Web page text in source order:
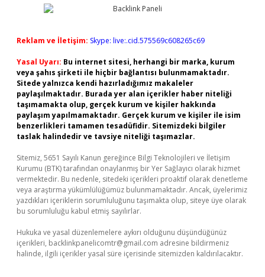
Reklam ve İletişim: Skype: live:.cid.575569c608265c69
Yasal Uyarı: Bu internet sitesi, herhangi bir marka, kurum
veya şahıs şirketi ile hiçbir bağlantısı bulunmamaktadır.
Sitede yalnızca kendi hazırladığımız makaleler
paylaşılmaktadır. Burada yer alan içerikler haber niteliği
taşımamakta olup, gerçek kurum ve kişiler hakkında
paylaşım yapılmamaktadır. Gerçek kurum ve kişiler ile isim
benzerlikleri tamamen tesadüfidir. Sitemizdeki bilgiler
taslak halindedir ve tavsiye niteliği taşımazlar.
Sitemiz, 5651 Sayılı Kanun gereğince Bilgi Teknolojileri ve İletişim
Kurumu (BTK) tarafından onaylanmış bir Yer Sağlayıcı olarak hizmet
vermektedir. Bu nedenle, sitedeki içerikleri proaktif olarak denetleme
veya araştırma yükümlülüğümüz bulunmamaktadır. Ancak, üyelerimiz
yazdıkları içeriklerin sorumluluğunu taşımakta olup, siteye üye olarak
bu sorumluluğu kabul etmiş sayılırlar.
Hukuka ve yasal düzenlemelere aykırı olduğunu düşündüğünüz
içerikleri, backlinkpanelicomtr@gmail.com adresine bildirmeniz
halinde, ilgili içerikler yasal süre içerisinde sitemizden kaldırılacaktır.